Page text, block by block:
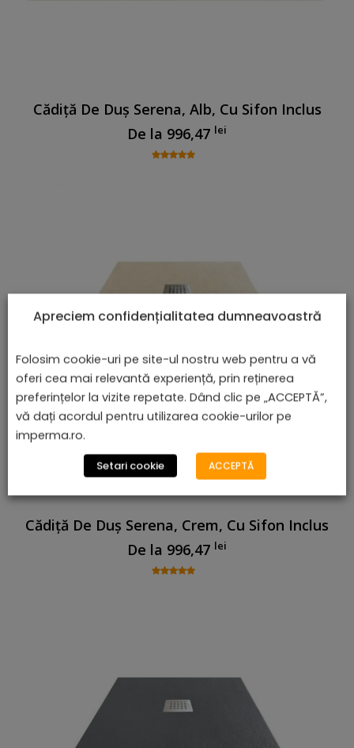
Cădiță De Duș Serena, Alb, Cu Sifon Inclus
De la 996,47 lei
Cădiță De Duș Serena, Crem, Cu Sifon Inclus
De la 996,47 lei
Apreciem confidențialitatea dumneavoastră
Folosim cookie-uri pe site-ul nostru web pentru a vă
oferi cea mai relevantă experiență, prin reținerea
preferințelor la vizite repetate. Dând clic pe „ACCEPTĂ”,
vă dați acordul pentru utilizarea cookie-urilor pe
imperma.ro.
Setari cookie ACCEPTĂ